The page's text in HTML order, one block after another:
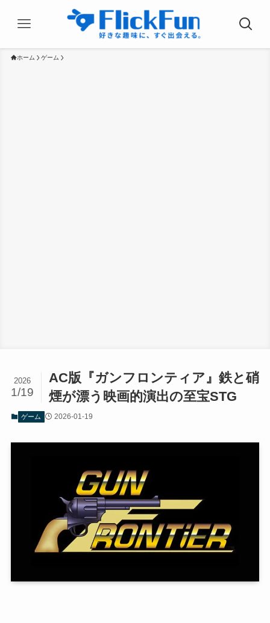
ホーム ゲーム
AC版『ガンフロンティア』鉄と硝
煙が漂う映画的演出の至宝STG
2026
1/19
ゲーム 2026-01-19